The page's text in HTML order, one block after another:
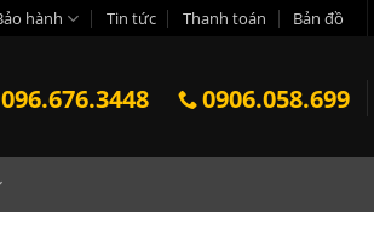
hành Tin tức Thanh toán Bản đồ
096.676.3448 0906.058.699